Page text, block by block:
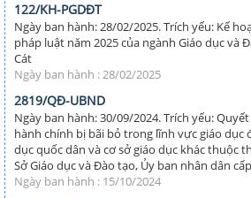
122/KH-PGDĐT
Ngày ban hành: 28/02/2025. Trích yếu: Kế
pháp luật năm 2025 của ngành Giáo dục và
Cát
Ngày ban hành : 28/02/2025
2819/QĐ-UBND
Ngày ban hành: 30/09/2024. Trích yếu:
hành chính bị bãi bỏ trong lĩnh vực giáo dục
dục quốc dân và cơ sở giáo dục khác thuộc
Sở Giáo dục và Đào tạo, Ủy ban nhân dân
Ngày ban hành : 15/10/2024